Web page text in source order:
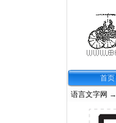
首页
语言文字网 →